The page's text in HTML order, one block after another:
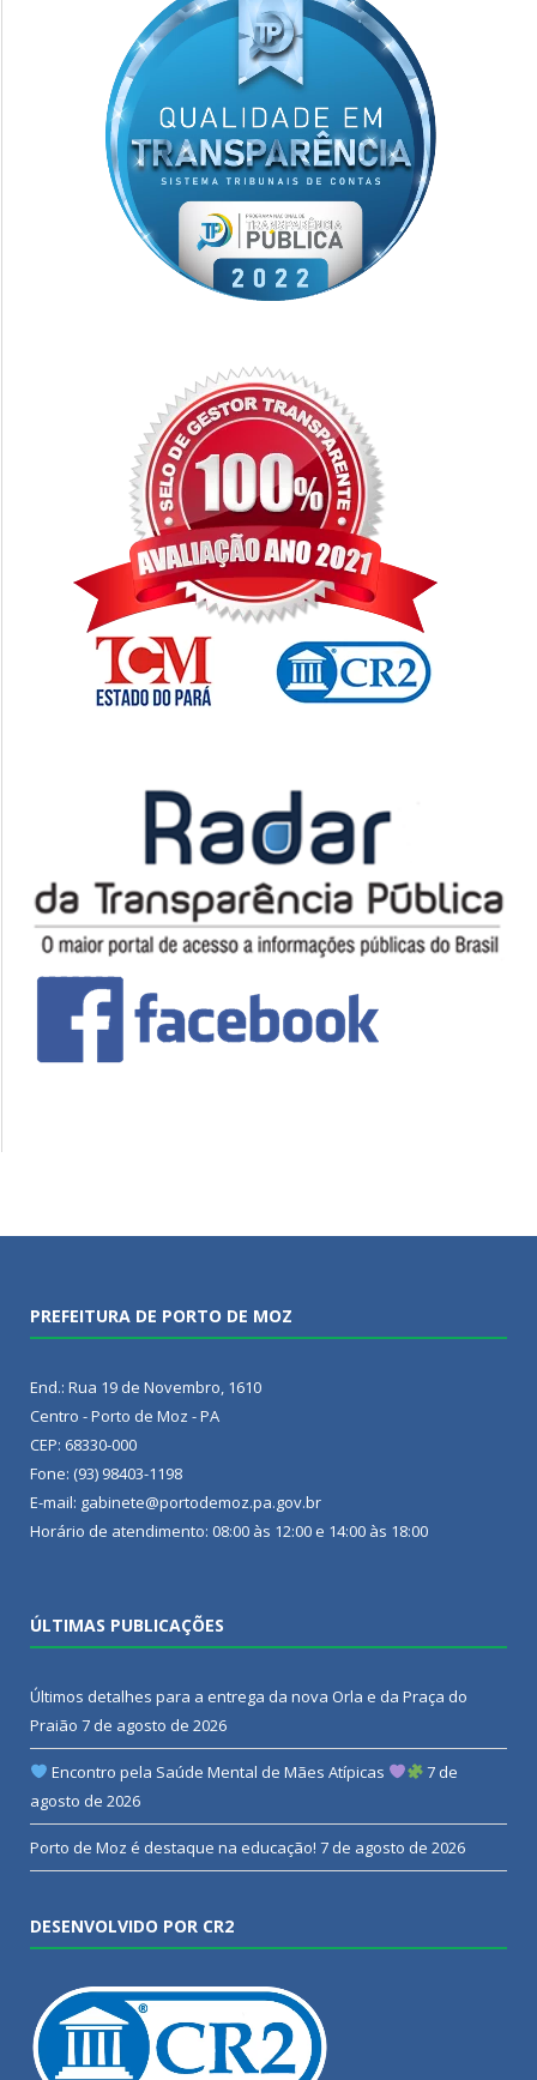
PREFEITURA DE PORTO DE MOZ
End.: Rua 19 de Novembro, 1610
Centro - Porto de Moz - PA
CEP: 68330-000
Fone: (93) 98403-1198
E-mail: gabinete@portodemoz.pa.gov.br
Horário de atendimento: 08:00 às 12:00 e 14:00 às 18:00
ÚLTIMAS PUBLICAÇÕES
Últimos detalhes para a entrega da nova Orla e da Praça do
Praião 7 de agosto de 2026
Encontro pela Saúde Mental de Mães Atípicas
7 de
agosto de 2026
Porto de Moz é destaque na educação! 7 de agosto de 2026
DESENVOLVIDO POR CR2